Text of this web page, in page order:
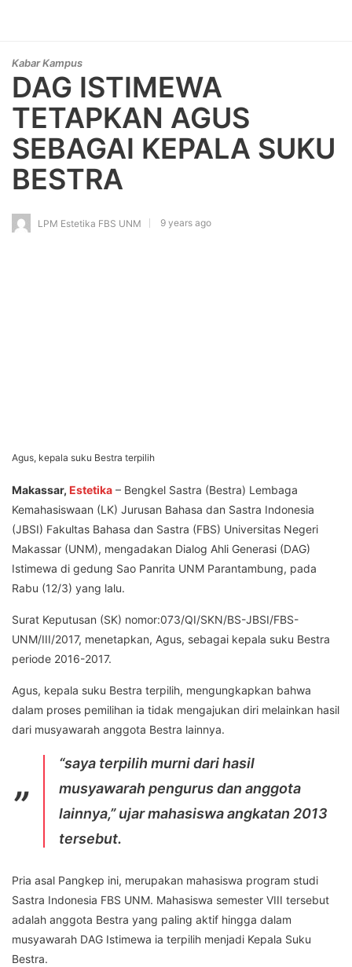
Kabar Kampus
DAG ISTIMEWA
TETAPKAN AGUS
SEBAGAI KEPALA SUKU
BESTRA
LPM Estetika FBS UNM 9 years ago
Agus, kepala suku Bestra terpilih
Makassar, Estetika – Bengkel Sastra (Bestra) Lembaga
Kemahasiswaan (LK) Jurusan Bahasa dan Sastra Indonesia
(JBSI) Fakultas Bahasa dan Sastra (FBS) Universitas Negeri
Makassar (UNM), mengadakan Dialog Ahli Generasi (DAG)
Istimewa di gedung Sao Panrita UNM Parantambung, pada
Rabu (12/3) yang lalu.
Surat Keputusan (SK) nomor:073/QI/SKN/BS-JBSI/FBS-
UNM/III/2017, menetapkan, Agus, sebagai kepala suku Bestra
periode 2016-2017.
Agus, kepala suku Bestra terpilih, mengungkapkan bahwa
dalam proses pemilihan ia tidak mengajukan diri melainkan hasil
dari musyawarah anggota Bestra lainnya.
“saya terpilih murni dari hasil
musyawarah pengurus dan anggota
lainnya,” ujar mahasiswa angkatan 2013
tersebut.
Pria asal Pangkep ini, merupakan mahasiswa program studi
Sastra Indonesia FBS UNM. Mahasiswa semester VIII tersebut
adalah anggota Bestra yang paling aktif hingga dalam
musyawarah DAG Istimewa ia terpilih menjadi Kepala Suku
Bestra.